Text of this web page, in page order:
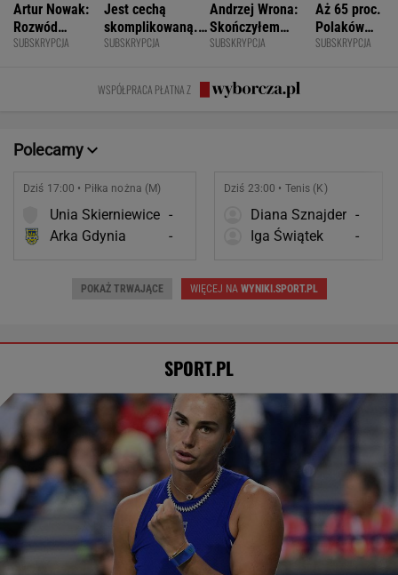
Artur Nowak:
Rozwód
odsłania dużo
współmałżonku
SUBSKRYPCJA
Jest cechą
skomplikowaną.
Sprawia, że silniej
SUBSKRYPCJA
Andrzej Wrona:
Skończyłem
karierę, bo
fajnym mężem i
ojcem
SUBSKRYPCJA
Aż 65 proc.
Polaków
odczuwa
SUBSKRYPCJA
WSPÓŁPRACA PŁATNA Z
Polecamy
Dziś 17:00 • Piłka nożna (M)
Unia Skierniewice -
Arka Gdynia
-
Dziś 23:00 • Tenis (K)
Diana Sznajder -
Iga Świątek
-
POKAŻ TRWAJĄCE WIĘCEJ NAWYNIKI.SPORT.PL
SPORT.PL